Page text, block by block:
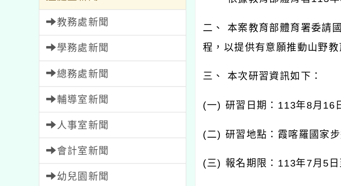
教務處新聞
學務處新聞
總務處新聞
輔導室新聞
人事室新聞
會計室新聞
幼兒園新聞
二、 本案教育部體育署委請
程，以提供有意願推動山野
三、 本次研習資訊如下：
(一) 研習日期：113年8月16
(二) 研習地點：霞喀羅國家步
(三) 報名期限：113年7月5日